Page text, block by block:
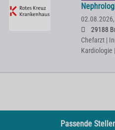
02.08.2026,
29188
Chefarzt |
Kardiologie
Passende